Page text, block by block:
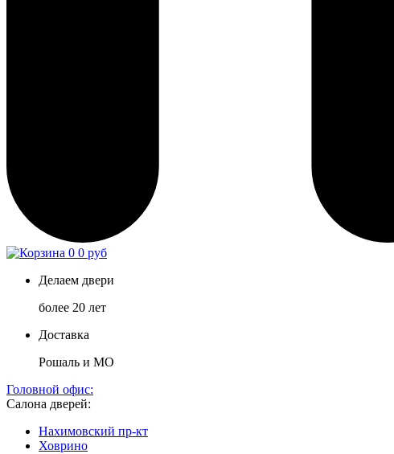
0 0 руб
Делаем двери
более 20 лет
Доставка
Рошаль и МО
Головной офис:
Салона дверей:
Нахимовский пр-кт
Ховрино